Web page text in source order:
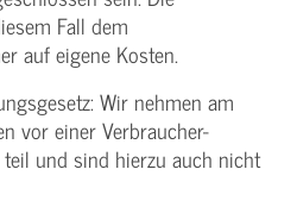
Fall dem
auf eigene Kosten.
Wir nehmen am
vor einer Verbraucher­
und sind hierzu auch nicht